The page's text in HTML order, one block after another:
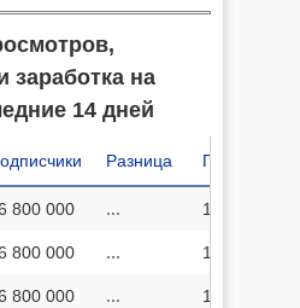
заработка на
14 дней
Разница Просмотров
800 000 ... 18 014 193
800 000 ... 18 005 476
800 000 ... 17 995 599